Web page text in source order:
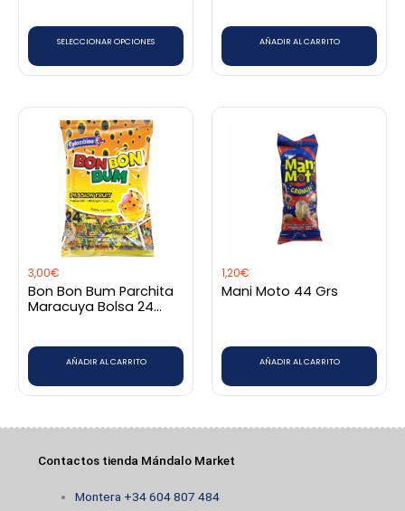
SELECCIONAR OPCIONES
en
página
producto
AÑADIR AL CARRITO
3,00€
Bon Bon Bum Parchita
Maracuya Bolsa 24
AÑADIR AL CARRITO
1,20€
Mani Moto 44 Grs
AÑADIR AL CARRITO
Contactos tienda Mándalo Market
Montera +34 604 807 484